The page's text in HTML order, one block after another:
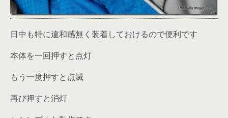
日中も特に違和感無く装着しておけるので便利です
本体を一回押すと点灯
もう一度押すと点滅
再び押すと消灯